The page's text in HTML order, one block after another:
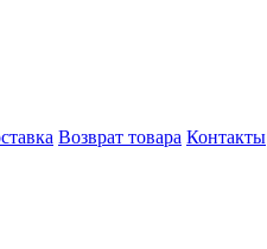
Возврат товара Контакты